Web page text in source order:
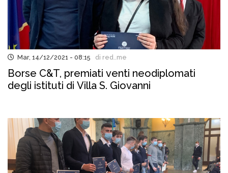
Mar, 14/12/2021 - 08:15 di red..me
Borse C&T, premiati venti neodiplomati
degli istituti di Villa S. Giovanni